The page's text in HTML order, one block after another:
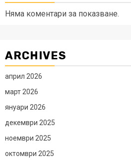
Няма коментари за показване.
ARCHIVES
април 2026
март 2026
януари 2026
декември 2025
ноември 2025
октомври 2025